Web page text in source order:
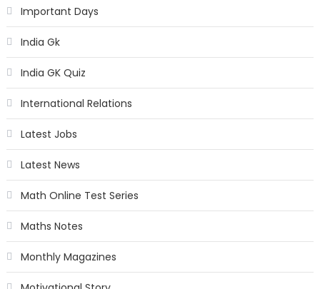
Important Days
India Gk
India GK Quiz
International Relations
Latest Jobs
Latest News
Math Online Test Series
Maths Notes
Monthly Magazines